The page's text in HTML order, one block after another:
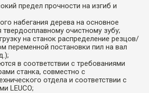
предел прочности на изгиб и
набегания дерева на основное
твердосплавному очистному зубу;
на станок распределение резцов/
переменной постановки пил на вал
в соответствии с требованиями
станка, совместно с
отдела и соответствии с
LEUCO;